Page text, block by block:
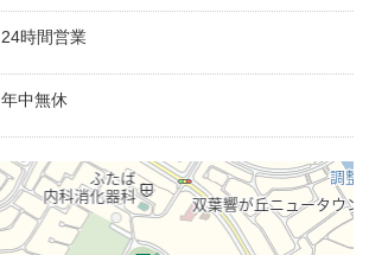
24時間営業
年中無休